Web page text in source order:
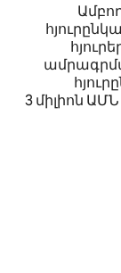
3 միլիոն